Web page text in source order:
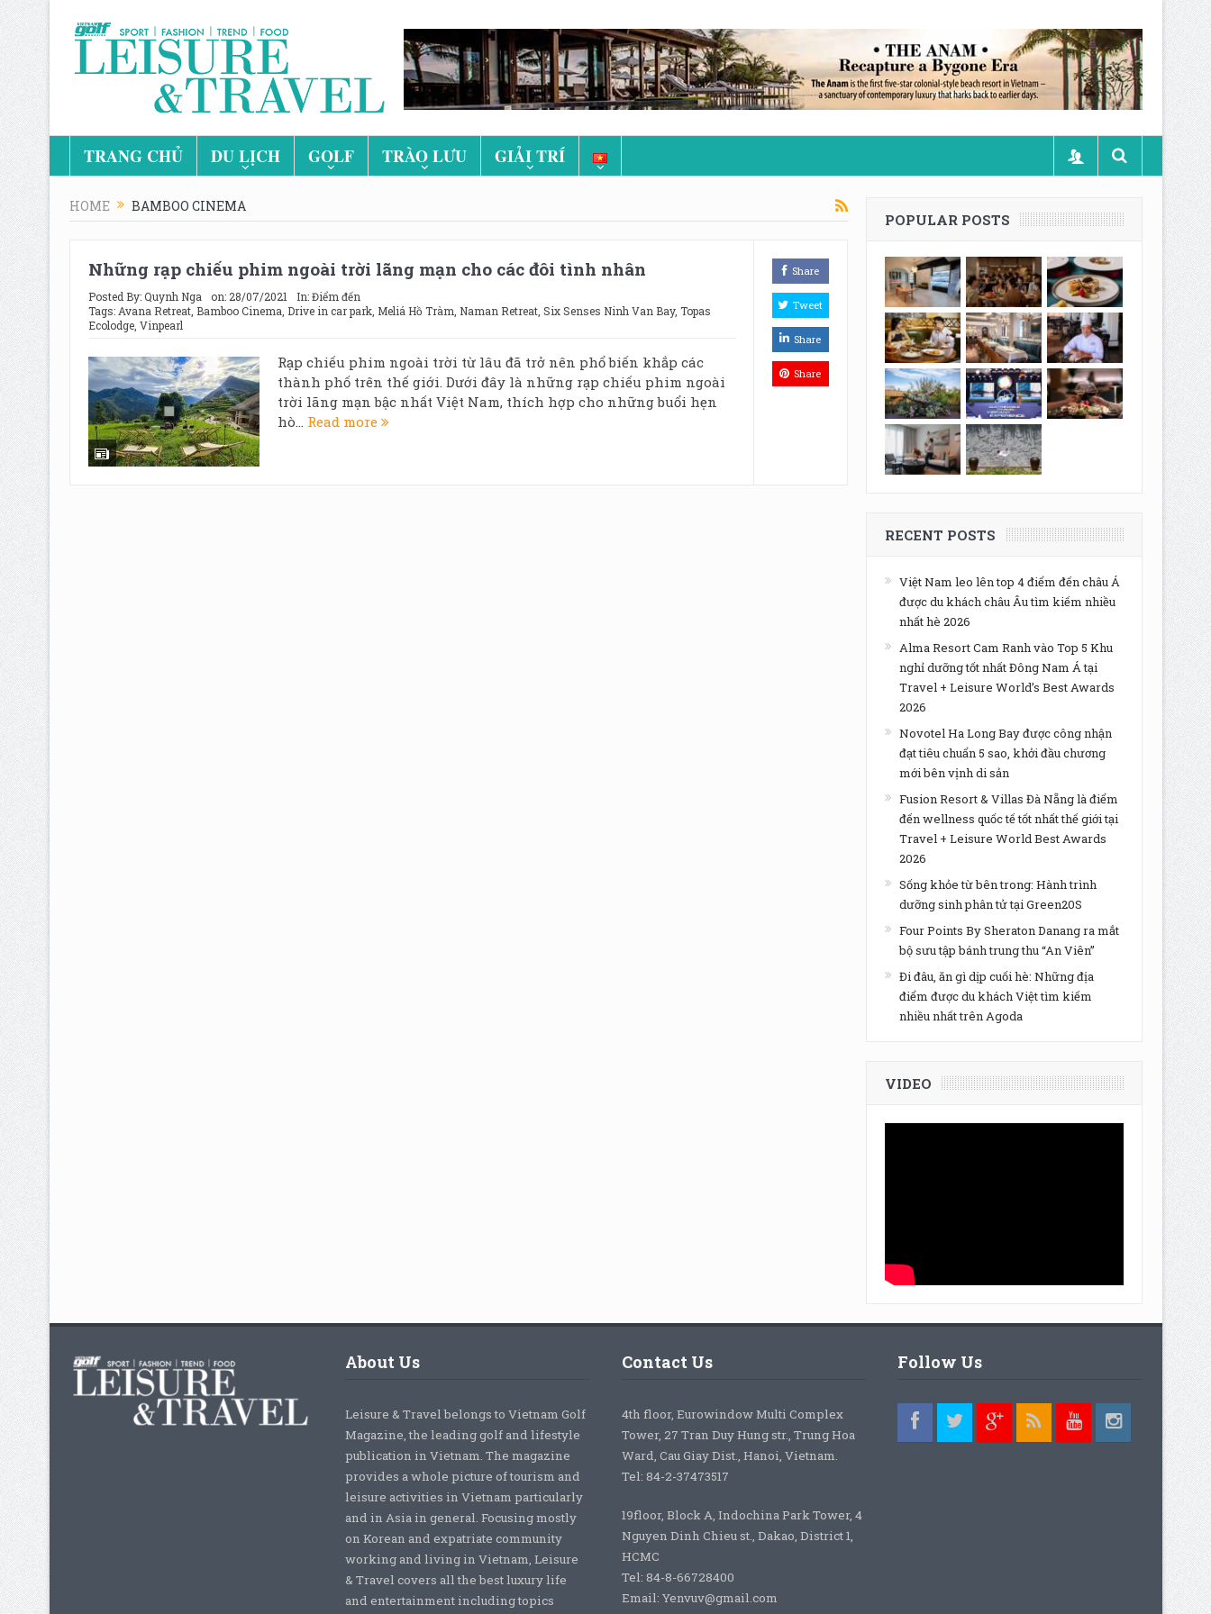
TRANG CHỦ DU LỊCH GOLF TRÀO LƯU GIẢI TRÍ
HOME BAMBOO CINEMA
Những rạp chiếu phim ngoài trời lãng mạn cho các đôi tình nhân
Posted By:Quynh Nga on: 28/07/2021 In:Điểm đến
Tags: Avana Retreat, Bamboo Cinema Drive in car park, Meliá Hồ Tràm Naman Retreat, Six Senses Ninh Van Bay, Topas
Ecolodge, Vinpearl
Rạp chiếu phim ngoài trời từ lâu đã trở nên phổ biến khắp các
thành phố trên thế giới. Dưới đây là những rạp chiếu phim ngoài
trời lãng mạn bậc nhất Việt Nam, thích hợp cho những buổi hẹn
hò... Read more
Share
Tweet
Share
Share
POPULAR POSTS
RECENT POSTS
Việt Nam leo lên top 4 điểm đến châu Á
được du khách châu Âu tìm kiếm nhiều
nhất hè 2026
Alma Resort Cam Ranh vào Top 5 Khu
nghỉ dưỡng tốt nhất Đông Nam Á tại
Travel + Leisure World’s Best Awards
2026
Novotel Ha Long Bay được công nhận
đạt tiêu chuẩn 5 sao, khởi đầu chương
mới bên vịnh di sản
Fusion Resort & Villas Đà Nẵng là điểm
đến wellness quốc tế tốt nhất thế giới tại
Travel + Leisure World Best Awards
2026
Sống khỏe từ bên trong: Hành trình
dưỡng sinh phân tử tại Green20S
Four Points By Sheraton Danang ra mắt
bộ sưu tập bánh trung thu “An Viên”
Đi đâu, ăn gì dịp cuối hè: Những địa
điểm được du khách Việt tìm kiếm
nhiều nhất trên Agoda
VIDEO
About Us
Leisure & Travel belongs to Vietnam Golf
Magazine, the leading golf and lifestyle
publication in Vietnam. The magazine
provides a whole picture of tourism and
leisure activities in Vietnam particularly
and in Asia in general. Focusing mostly
on Korean and expatriate community
working and living in Vietnam, Leisure
& Travel covers all the best luxury life
and entertainment including topics
Contact Us
4th floor, Eurowindow Multi Complex
Tower, 27 Tran Duy Hung str., Trung Hoa
Ward, Cau Giay Dist., Hanoi, Vietnam.
Tel: 84-2-37473517
19floor, Block A, Indochina Park Tower, 4
Nguyen Dinh Chieu st., Dakao, District 1,
HCMC
Tel: 84-8-66728400
Email: Yenvuv@gmail.com
Follow Us